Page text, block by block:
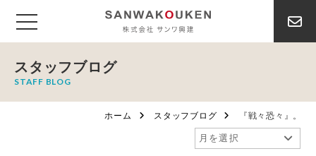
スタッフブログ
STAFF BLOG
ホーム スタッフブログ 『戦々恐々』。